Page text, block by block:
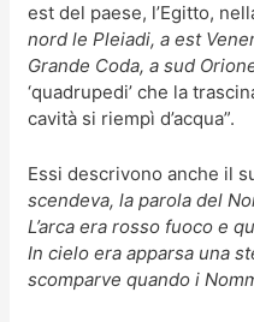
est del paese, l’Egitto,
nord le Pleiadi, a est
Grande Coda, a sud
‘quadrupedi’ che la
cavità si riempì d’acqua”.
Essi descrivono anche il
scendeva, la parola del
L’arca era rosso fuoco e
In cielo era apparsa una
scomparve quando i